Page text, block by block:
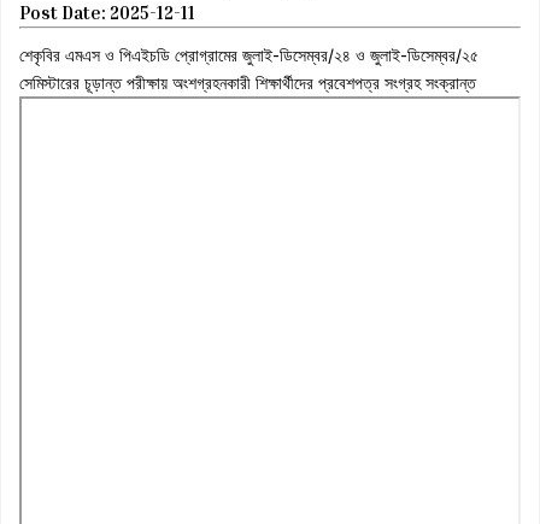
Post Date: 2025-12-11
শেকৃবির এমএস ও পিএইচডি প্রোগ্রামের জুলাই-ডিসেম্বর/২৪ ও জুলাই-ডিসেম্বর/২৫
সেমিস্টারের চূড়ান্ত পরীক্ষায় অংশগ্রহনকারী শিক্ষার্থীদের প্রবেশপত্র সংগ্রহ সংক্রান্ত